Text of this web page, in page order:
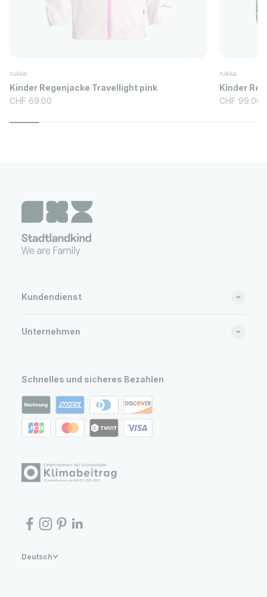
rukka
Kinder Regenjacke Travellight pink
Angebot
CHF 69.00
rukka
Kinder
Angebot
CHF 99.00
Kundendienst
Unternehmen
Schnelles und sicheres Bezahlen
Deutsch